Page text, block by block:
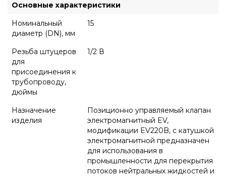
Основные характеристики
Номинальный
диаметр (DN), мм
15
Резьба штуцеров
для
присоединения к
трубопроводу,
дюймы
1/2 В
Назначение
изделия
Позиционно управляемый клапан
электромагнитный EV,
модификации EV220B, с катушкой
электромагнитной предназначен
для использования в
промышленности для перекрытия
потоков нейтральных жидкостей и